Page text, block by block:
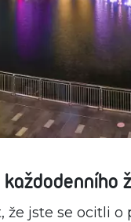
jste se ocitli